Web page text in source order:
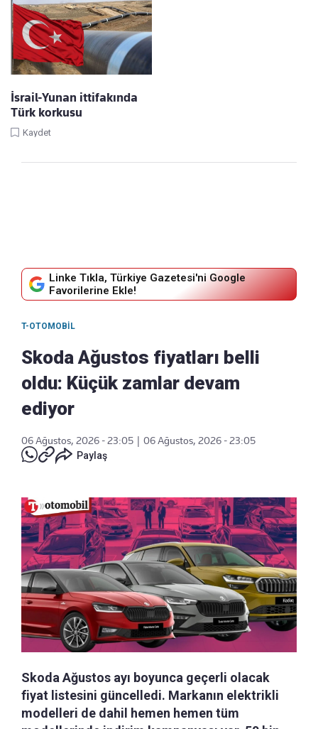
İsrail-Yunan ittifakında
Türk korkusu
Kaydet
Linke Tıkla, Türkiye Gazetesi'ni Google
Favorilerine Ekle!
T-OTOMOBIL
Skoda Ağustos fiyatları belli
oldu: Küçük zamlar devam
ediyor
06 Ağustos, 2026 - 23:05
06 Ağustos, 2026 - 23:05
Paylaş
Skoda Ağustos ayı boyunca geçerli olacak
fiyat listesini güncelledi. Markanın elektrikli
modelleri de dahil hemen hemen tüm